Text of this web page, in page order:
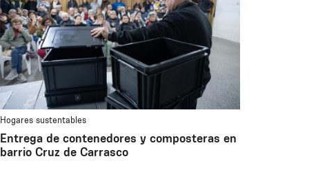
Hogares sustentables
Entrega de contenedores y composteras en
barrio Cruz de Carrasco